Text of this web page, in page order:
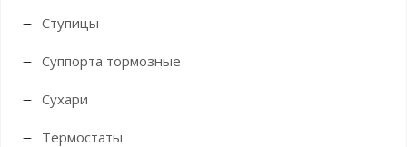
Ступицы
Суппорта тормозные
Сухари
Термостаты